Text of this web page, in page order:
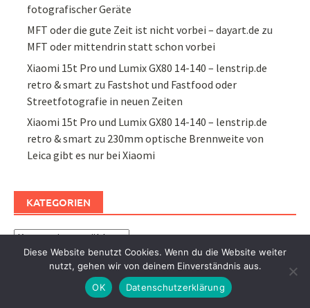
fotografischer Geräte
MFT oder die gute Zeit ist nicht vorbei – dayart.de zu
MFT oder mittendrin statt schon vorbei
Xiaomi 15t Pro und Lumix GX80 14-140 – lenstrip.de
retro & smart zu Fastshot und Fastfood oder
Streetfotografie in neuen Zeiten
Xiaomi 15t Pro und Lumix GX80 14-140 – lenstrip.de
retro & smart zu 230mm optische Brennweite von
Leica gibt es nur bei Xiaomi
KATEGORIEN
Kategorien
Diese Website benutzt Cookies. Wenn du die Website weiter
nutzt, gehen wir von deinem Einverständnis aus.
OK
Datenschutzerklärung